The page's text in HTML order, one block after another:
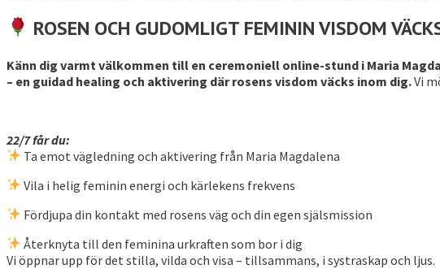
ROSEN OCH GUDOMLIGT FEMININ VISDOM
Känn dig varmt välkommen till en ceremoniell online-stund i Maria
– en guidad healing och aktivering där rosens visdom väcks inom dig.Vi
22/7 får du:
Ta emot vägledning och aktivering från Maria Magdalena
Vila i helig feminin energi och kärlekens frekvens
Fördjupa din kontakt med rosens väg och din egen själsmission
Återknyta till den feminina urkraften som bor i dig
Vi öppnar upp för det stilla, vilda och visa – tillsammans, i systraskap och ljus.